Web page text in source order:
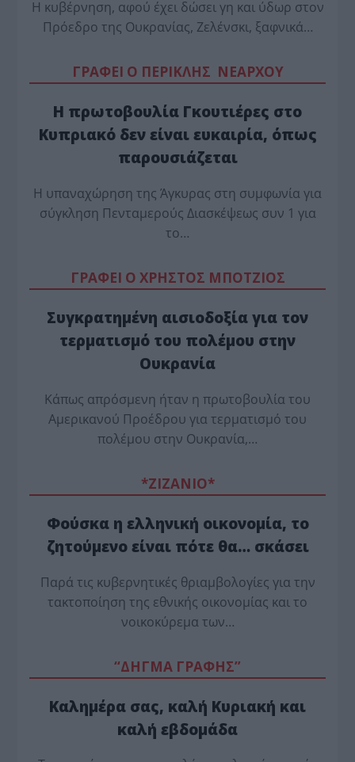
Η κυβέρνηση, αφού έχει δώσει γη και ύδωρ στον
Πρόεδρο της Ουκρανίας, Ζελένσκι, ξαφνικά…
ΓΡΑΦΕΙ Ο ΠΕΡΙΚΛΗΣ ΝΕΑΡΧΟΥ
Η πρωτοβουλία Γκουτιέρες στο
Κυπριακό δεν είναι ευκαιρία, όπως
παρουσιάζεται
Η υπαναχώρηση της Άγκυρας στη συμφωνία για
σύγκληση Πενταμερούς Διασκέψεως συν 1 για
το…
ΓΡΑΦΕΙ Ο ΧΡΗΣΤΟΣ ΜΠΟΤΖΙΟΣ
Συγκρατημένη αισιοδοξία για τον
τερματισμό του πολέμου στην
Ουκρανία
Κάπως απρόσμενη ήταν η πρωτοβουλία του
Αμερικανού Προέδρου για τερματισμό του
πολέμου στην Ουκρανία,…
*ZΙΖΑΝΙΟ*
Φούσκα η ελληνική οικονομία, το
ζητούμενο είναι πότε θα… σκάσει
Παρά τις κυβερνητικές θριαμβολογίες για την
τακτοποίηση της εθνικής οικονομίας και το
νοικοκύρεμα των…
“ΔΗΓΜΑ ΓΡΑΦΗΣ”
Καλημέρα σας, καλή Κυριακή και
καλή εβδομάδα